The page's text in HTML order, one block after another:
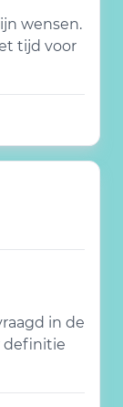
wensen.
tijd voor
in de
definitie